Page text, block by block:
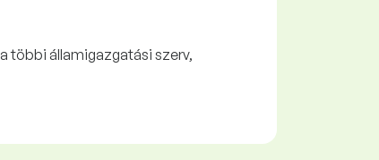
többi államigazgatási szerv,